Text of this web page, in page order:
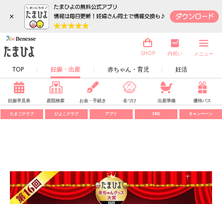
×
TOP 妊娠・出産 赤ちゃん・育児 妊活
SHOP 内祝い メニュー
妊娠早見表 産院検索 お金・手続き 名づけ 出産準備 優待パス
たまごクラブ ひよこクラブ アプリ SNS キャンペーン